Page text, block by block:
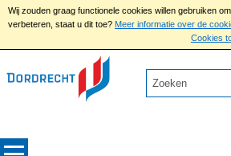
Wij zouden graag functionele cookies willen gebruiken
verbeteren, staat u dit toe? Meer informatie over de
Cookies